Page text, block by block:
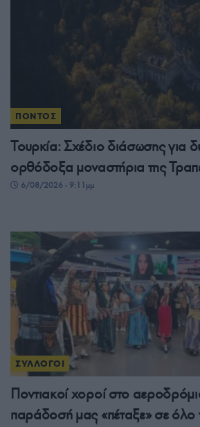
ΠΟΝΤΟΣ
Τουρκία: Σχέδιο διάσωσης για
ορθόδοξα μοναστήρια της
6/08/2026 - 9:11μμ
ΣΥΛΛΟΓΟΙ
Ποντιακοί χοροί στο
παράδοσή μας «πέταξε» σε όλο